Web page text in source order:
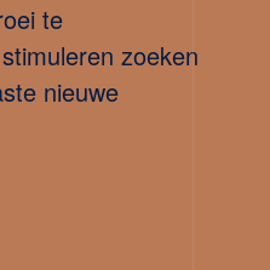
te
zoeken
nieuwe